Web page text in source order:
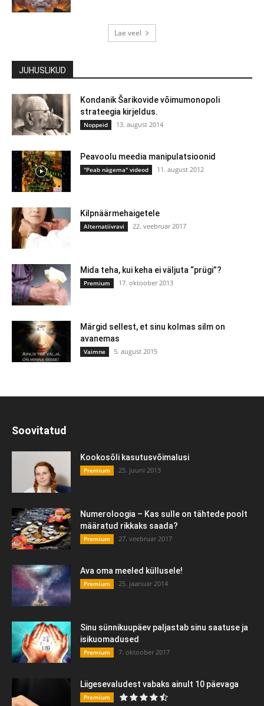
Lae veel
JUHUSLIKUD
Kondanik Šarikovide võimumonopoli
strateegia kirjeldus.
Noppeid 13. august 2014
Peavoolu meedia manipulatsioonid
"Peab nägema" videod 11. august 2012
Kilpnäärmehaigetele
Alternatiivravi 22. veebruar 2017
Mida teha, kui keha ei väljuta “prügi”?
Premium 17. oktoober 2013
Märgid sellest, et sinu kolmas silm on
avanemas
Vaimne 5. august 2015
Soovitatud
Kookosõli kasutusvõimalusi
Premium 25. juuni 2013
Numeroloogia – Kas sulle on tähtede poolt
määratud rikkaks saada?
Premium 27. veebruar 2017
Ava oma meeled küllusele!
Premium 25. jaanuar 2014
Sinu sünnikuupäev paljastab sinu saatuse ja
isikuomadused
Premium 7. oktoober 2017
Liigesevaludest vabaks ainult 10 päevaga
Premium